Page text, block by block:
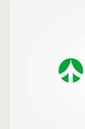
絡時）に「地震保
せ）いただけます
項目例： 保険加入